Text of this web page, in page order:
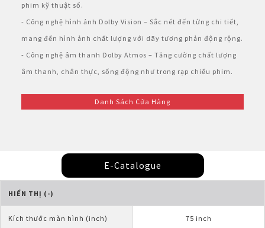
Nồi đa năng
Nồi chiên không dầu
phim kỹ thuật số.
- Công nghệ hình ảnh Dolby Vision – Sắc nét đến từng chi tiết,
mang đến hình ảnh chất lượng với dãy tương phản động rộng.
- Công nghệ âm thanh Dolby Atmos – Tăng cường chất lượng
âm thanh, chân thực, sống động như trong rạp chiếu phim.
Danh Sách Cửa Hàng
E-Catalogue
HIỂN THỊ (-)
Kích thước màn hình (inch) 75 inch